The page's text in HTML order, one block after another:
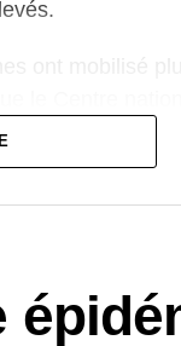
libérer les
centre.
52 personnes,